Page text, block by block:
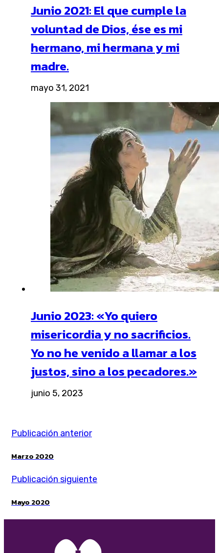
Junio 2021: El que cumple la
voluntad de Dios, ése es mi
hermano, mi hermana y mi
madre.
mayo 31, 2021
Junio 2023: «Yo quiero
misericordia y no sacrificios.
Yo no he venido a llamar a los
justos, sino a los pecadores.»
junio 5, 2023
Publicación anterior
Marzo 2020
Publicación siguiente
Mayo 2020